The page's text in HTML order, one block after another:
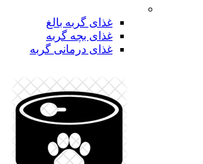
غذای گربه بالغ
غذای بچه گربه
غذای درمانی گربه